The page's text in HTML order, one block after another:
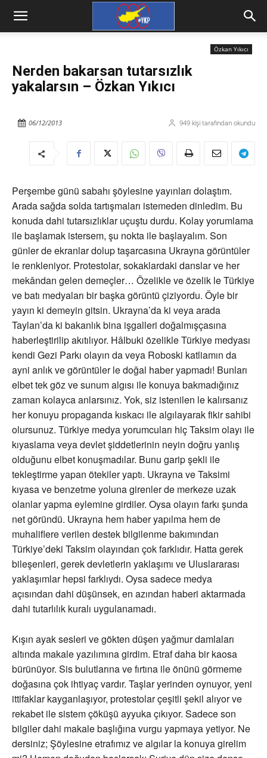
Özkan Yıkıcı
Nerden bakarsan tutarsızlık
yakalarsın – Özkan Yıkıcı
949 kişi tarafından okundu
06/12/2013
Perşembe günü sabahı şöylesine yayınları dolaştım.
Arada sağda solda tartışmaları istemeden dinledim. Bu
konuda dahi tutarsızlıklar uçuştu durdu. Kolay yorumlama
ile başlamak istersem, şu nokta ile başlayalım. Son
günler de ekranlar dolup taşarcasına Ukrayna görüntüler
le renkleniyor. Protestolar, sokaklardaki danslar ve her
mekândan gelen demeçler… Özelikle ve özelik le Türkiye
ve batı medyaları bir başka görüntü çiziyordu. Öyle bir
yayın ki demeyin gitsin. Ukrayna’da ki veya arada
Taylan’da ki bakanlık bina işgalleri doğalmışçasına
haberleştirilip akıtılıyor. Hâlbuki özelikle Türkiye medyası
kendi Gezi Parkı olayın da veya Roboski katliamın da
ayni anlık ve görüntüler le doğal haber yapmadı! Bunları
elbet tek göz ve sunum algısı ile konuya bakmadığınız
zaman kolayca anlarsınız. Yok, siz istenilen le kalırsanız
her konuyu propaganda kıskacı ile algılayarak fikir sahibi
olursunuz. Türkiye medya yorumcuları hiç Taksim olayı ile
kıyaslama veya devlet şiddetlerinin neyin doğru yanlış
olduğunu elbet konuşmadılar. Bunu garip şekli ile
tekleştirme yapan ötekiler yaptı. Ukrayna ve Taksimi
kıyasa ve benzetme yoluna girenler de merkeze uzak
olanlar yapma eylemine girdiler. Oysa olayın farkı şunda
net göründü. Ukrayna hem haber yapılma hem de
muhaliflere verilen destek bilgilenme bakımından
Türkiye’deki Taksim olayından çok farklıdır. Hatta gerek
bileşenleri, gerek devletlerin yaklaşımı ve Uluslararası
yaklaşımlar hepsi farklıydı. Oysa sadece medya
açısından dahi düşünsek, en azından haberi aktarmada
dahi tutarlılık kuralı uygulanamadı.
Kışın ayak sesleri ve gökten düşen yağmur damlaları
altında makale yazılımına girdim. Etraf daha bir kaosa
bürünüyor. Sis bulutlarına ve fırtına ile önünü görmeme
doğasına çok ihtiyaç vardır. Taşlar yerinden oynuyor, yeni
ittifaklar kayganlaşıyor, protestolar çeşitli şekil alıyor ve
rekabet ile sistem çöküşü ayyuka çıkıyor. Sadece son
bilgiler dahi makale başlığına vurgu yapmaya yetiyor. Ne
dersiniz; Şöylesine etrafımız ve algılar la konuya girelim